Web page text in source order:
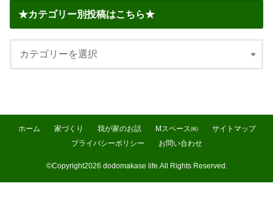
★カテゴリー別投稿はこちら★
ホーム 家づくり 我が家のお話 Mスペース㈱
サイトマップ
プライバシーポリシー
お問い合わせ
©Copyright2026 dodomakase life .All Rights Reserved.